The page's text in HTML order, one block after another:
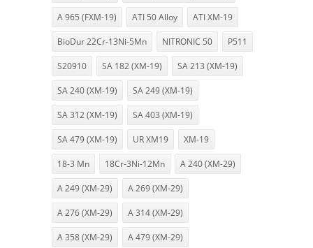
A 965 (FXM-19) ATI 50 Alloy ATI XM-19
BioDur 22Cr-13Ni-5Mn NITRONIC 50 P511
S20910 SA 182 (XM-19) SA 213 (XM-19)
SA 240 (XM-19) SA 249 (XM-19)
SA 312 (XM-19) SA 403 (XM-19)
SA 479 (XM-19) UR XM19 XM-19
18-3 Mn 18Cr-3Ni-12Mn A 240 (XM-29)
A 249 (XM-29) A 269 (XM-29)
A 276 (XM-29) A 314 (XM-29)
A 358 (XM-29) A 479 (XM-29)